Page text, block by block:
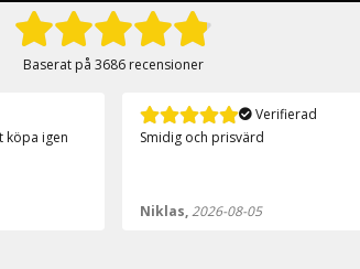
Baserat på 3686 recensioner
Verifierad
Över förväntan🤩
Anonym,2026-08-05